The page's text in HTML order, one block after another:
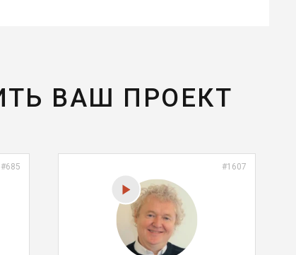
ВАШ ПРОЕКТ
#685 #1607